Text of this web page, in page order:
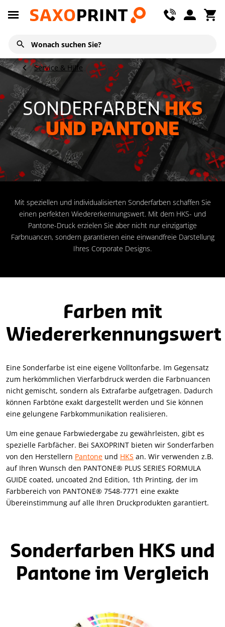
Service & Hilfe
SONDERFARBENHKS
UND PANTONE
Mit speziellen und individualisierten Sonderfarben schaffen Sie
einen perfekten Wiedererkennungswert. Mit dem HKS- und
Pantone-Druck erzielen Sie aber nicht nur einzigartige
Farbnuancen, sondern garantieren eine einwandfreie Darstellung
Ihres Corporate Designs.
Farben mit
Wiedererkennungswert
Eine Sonderfarbe ist eine eigene Volltonfarbe. Im Gegensatz
zum herkömmlichen Vierfarbdruck werden die Farbnuancen
nicht gemischt, sondern als Extrafarbe aufgetragen. Dadurch
können Farbtöne exakt dargestellt werden und Sie können
eine gelungene Farbkommunikation realisieren.
Um eine genaue Farbwiedergabe zu gewährleisten, gibt es
spezielle Farbfächer. Bei SAXOPRINT bieten wir Sonderfarben
von den Herstellern Pantone und HKS an. Wir verwenden z.B.
auf Ihren Wunsch den PANTONE® PLUS SERIES FORMULA
GUIDE coated, uncoated 2nd Edition, 1th Printing, der im
Farbbereich von PANTONE® 7548-7771 eine exakte
Übereinstimmung auf alle Ihren Druckprodukten garantiert.
Sonderfarben HKS und
Pantone im Vergleich